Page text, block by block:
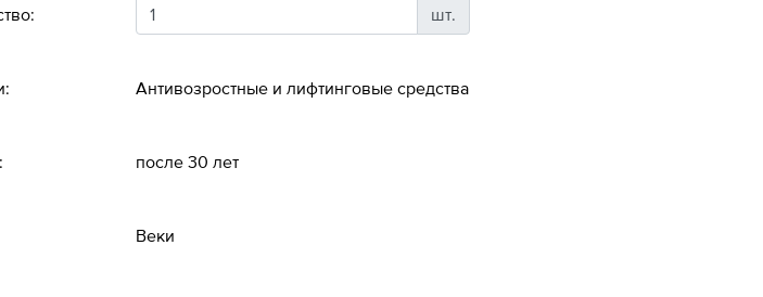
шт.
Антивозростные и лифтинговые средства
после 30 лет
Веки